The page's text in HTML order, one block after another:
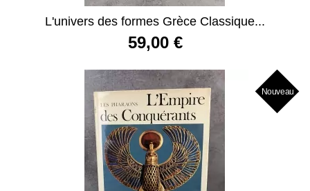
L'univers des formes Grèce Classique...
59,00 €
Nouveau